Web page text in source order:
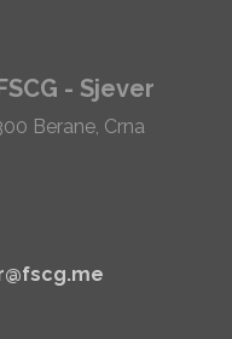
- Sjever
Berane, Crna